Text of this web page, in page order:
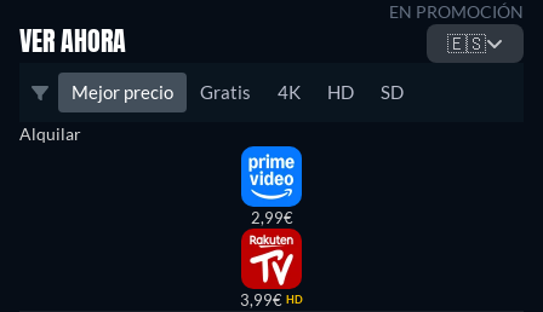
EN PROMOCIÓN
VER AHORA 🇪🇸
Mejor precio Gratis 4K HD SD
Alquilar
2,99€
3,99€ HD